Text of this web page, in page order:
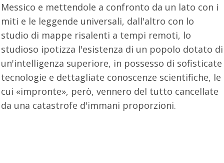
Messico e mettendole a confronto da un lato con i
miti e le leggende universali, dall'altro con lo
studio di mappe risalenti a tempi remoti, lo
studioso ipotizza l'esistenza di un popolo dotato di
un'intelligenza superiore, in possesso di sofisticate
tecnologie e dettagliate conoscenze scientifiche, le
cui «impronte», però, vennero del tutto cancellate
da una catastrofe d'immani proporzioni.